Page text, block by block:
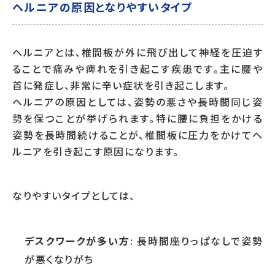
ヘルニアの原因となりやすいタイプ
ヘルニアとは、椎間板が外に飛び出して神経を圧迫す
ることで痛みや痺れを引き起こす疾患です。主に腰や
首に発症し、非常に辛い症状を引き起こします。
ヘルニアの原因としては、姿勢の悪さや長時間同じ姿
勢を保つことが挙げられます。特に腰に負担をかける
姿勢を長時間続けることが、椎間板に圧力をかけてヘ
ルニアを引き起こす原因になります。
なりやすいタイプとしては、
デスクワークが多い方: 長時間座りっぱなしで姿勢
が悪くなりがち